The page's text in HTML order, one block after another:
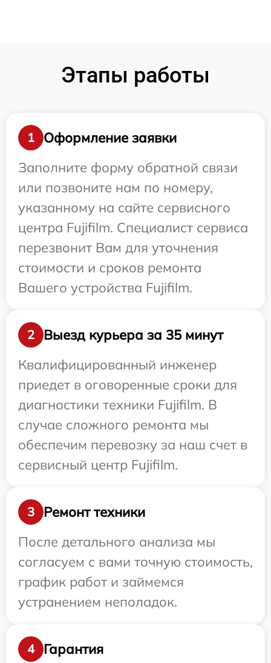
Этапы работы
1
Оформление заявки
Заполните форму обратной связи
или позвоните нам по номеру,
указанному на сайте сервисного
центра Fujifilm. Специалист сервиса
перезвонит Вам для уточнения
стоимости и сроков ремонта
Вашего устройства Fujifilm.
2
Выезд курьера за 35 минут
Квалифицированный инженер
приедет в оговоренные сроки для
диагностики техники Fujifilm. В
случае сложного ремонта мы
обеспечим перевозку за наш счет в
сервисный центр Fujifilm.
3
Ремонт техники
После детального анализа мы
согласуем с вами точную стоимость,
график работ и займемся
устранением неполадок.
4 Гарантия